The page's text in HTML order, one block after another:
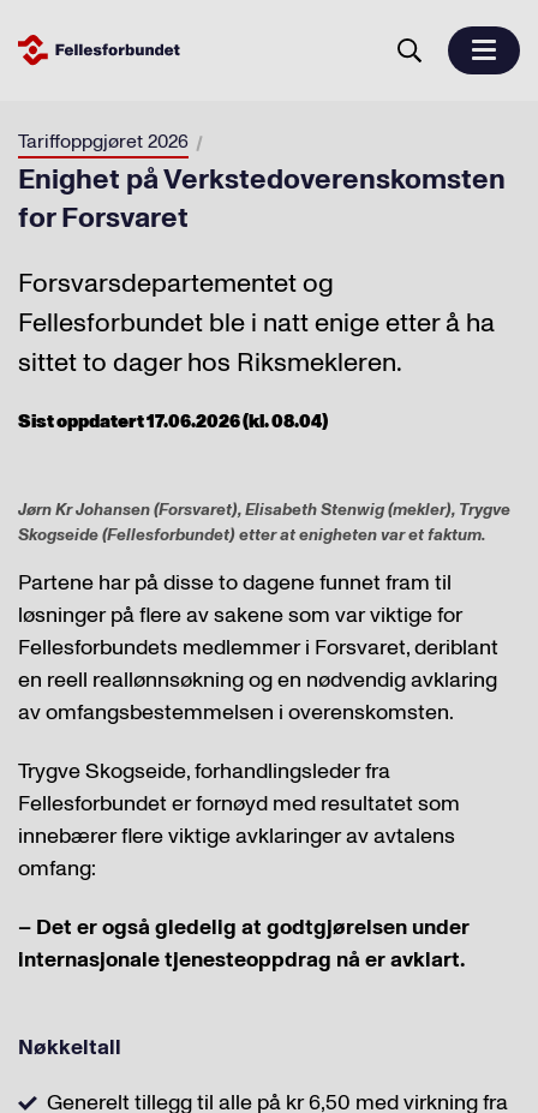
Tariffoppgjøret 2026
Enighet på Verkstedoverenskomsten
for Forsvaret
Forsvarsdepartementet og
Fellesforbundet ble i natt enige etter å ha
sittet to dager hos Riksmekleren.
Sist oppdatert 17.06.2026 (kl. 08.04)
Jørn Kr Johansen (Forsvaret), Elisabeth Stenwig (mekler), Trygve
Skogseide (Fellesforbundet) etter at enigheten var et faktum.
Partene har på disse to dagene funnet fram til
løsninger på flere av sakene som var viktige for
Fellesforbundets medlemmer i Forsvaret, deriblant
en reell reallønnsøkning og en nødvendig avklaring
av omfangsbestemmelsen i overenskomsten.
Trygve Skogseide, forhandlingsleder fra
Fellesforbundet er fornøyd med resultatet som
innebærer flere viktige avklaringer av avtalens
omfang:
– Det er også gledelig at godtgjørelsen under
internasjonale tjenesteoppdrag nå er avklart.
Nøkkeltall
Generelt tillegg til alle på kr 6,50 med virkning fra